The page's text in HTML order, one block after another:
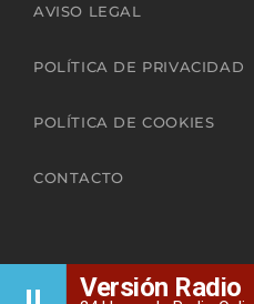
pause Versión Radio
AVISO LEGAL
POLÍTICA DE PRIVACIDAD
POLÍTICA DE COOKIES
CONTACTO